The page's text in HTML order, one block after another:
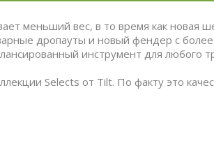
меньший вес, в то время как новая
дропауты и новый фендер с
инструмент для любого
Selects от Tilt. По факту это